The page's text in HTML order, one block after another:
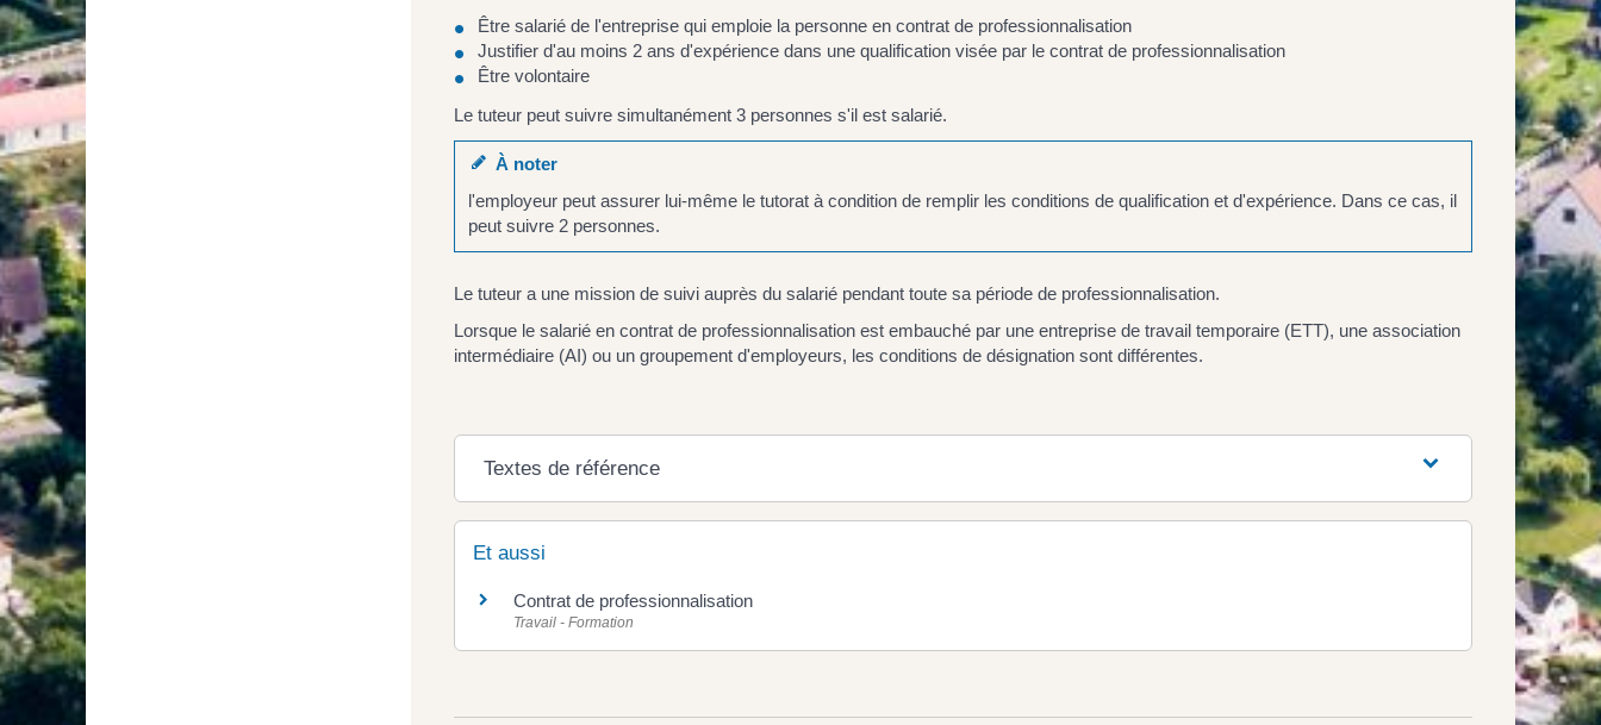
Être salarié de l'entreprise qui emploie la personne en contrat de professionnalisation
Justifier d'au moins 2 ans d'expérience dans une qualification visée par le contrat de professionnalisation
Être volontaire
Le tuteur peut suivre simultanément 3 personnes s'il est salarié.
À noter
l'employeur peut assurer lui-même le tutorat à condition de remplir les conditions de qualification et d'expérience. Dans ce cas, il
peut suivre 2 personnes.
Le tuteur a une mission de suivi auprès du salarié pendant toute sa période de professionnalisation.
Lorsque le salarié en contrat de professionnalisation est embauché par une entreprise de travail temporaire (ETT), une association
intermédiaire (AI) ou un groupement d'employeurs, les conditions de désignation sont différentes.
Textes de référence
Et aussi
Contrat de professionnalisation
Travail - Formation